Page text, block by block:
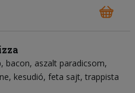
bacon aszalt paradicsom
kesudió feta sajt trappista